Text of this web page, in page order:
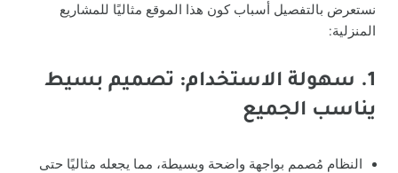
نستعرض بالتفصيل أسباب كون هذا الموقع مثاليًا للمشاريع
المنزلية:
1. سهولة الاستخدام: تصميم بسيط
يناسب الجميع
النظام مُصمم بواجهة واضحة وبسيطة، مما يجعله مثاليًا حتى